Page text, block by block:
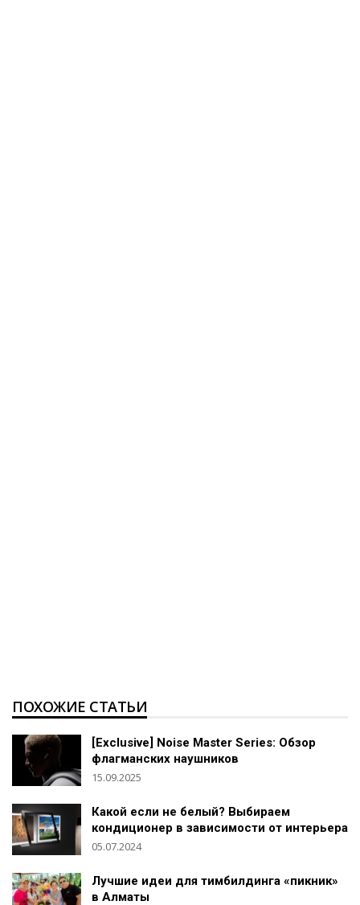
ПОХОЖИЕ СТАТЬИ
[Exclusive] Noise Master Series: Обзор
флагманских наушников
15.09.2025
Какой если не белый? Выбираем
кондиционер в зависимости от интерьера
05.07.2024
Лучшие идеи для тимбилдинга «пикник»
в Алматы